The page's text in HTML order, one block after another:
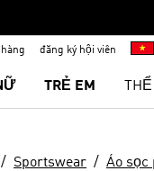
đăng ký hội viên
TRẺ EM
Sportswear Áo sọc